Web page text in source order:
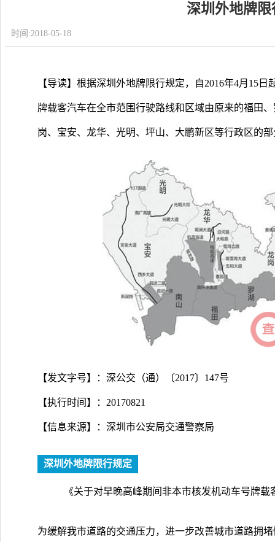
深圳外地牌限
时间:2018-05-18
【导读】根据深圳外地牌限行规定，自2016年4月15
牌载客汽车在全市范围行驶路线和区域由原来的福田
岗、宝安、龙华、光明、坪山、大鹏新区等行政区的
【发文字号】：深公交（通）〔2017〕147号
【执行时间】：20170821
【信息来源】：深圳市公安局交通警察局
深圳外地牌限行规定
《关于对早晚高峰期间非本市核发机动车号牌
为缓解我市道路的交通压力，进一步改善城市道路拥